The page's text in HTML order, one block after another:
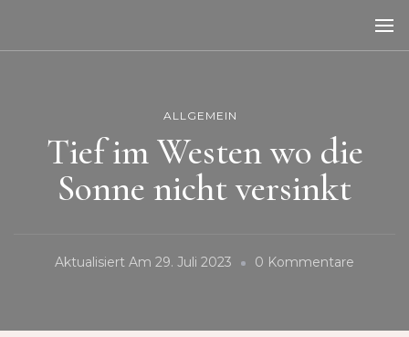
ALLGEMEIN
Tief im Westen wo die
Sonne nicht versinkt
Aktualisiert Am 29. Juli 2023 0 Kommentare